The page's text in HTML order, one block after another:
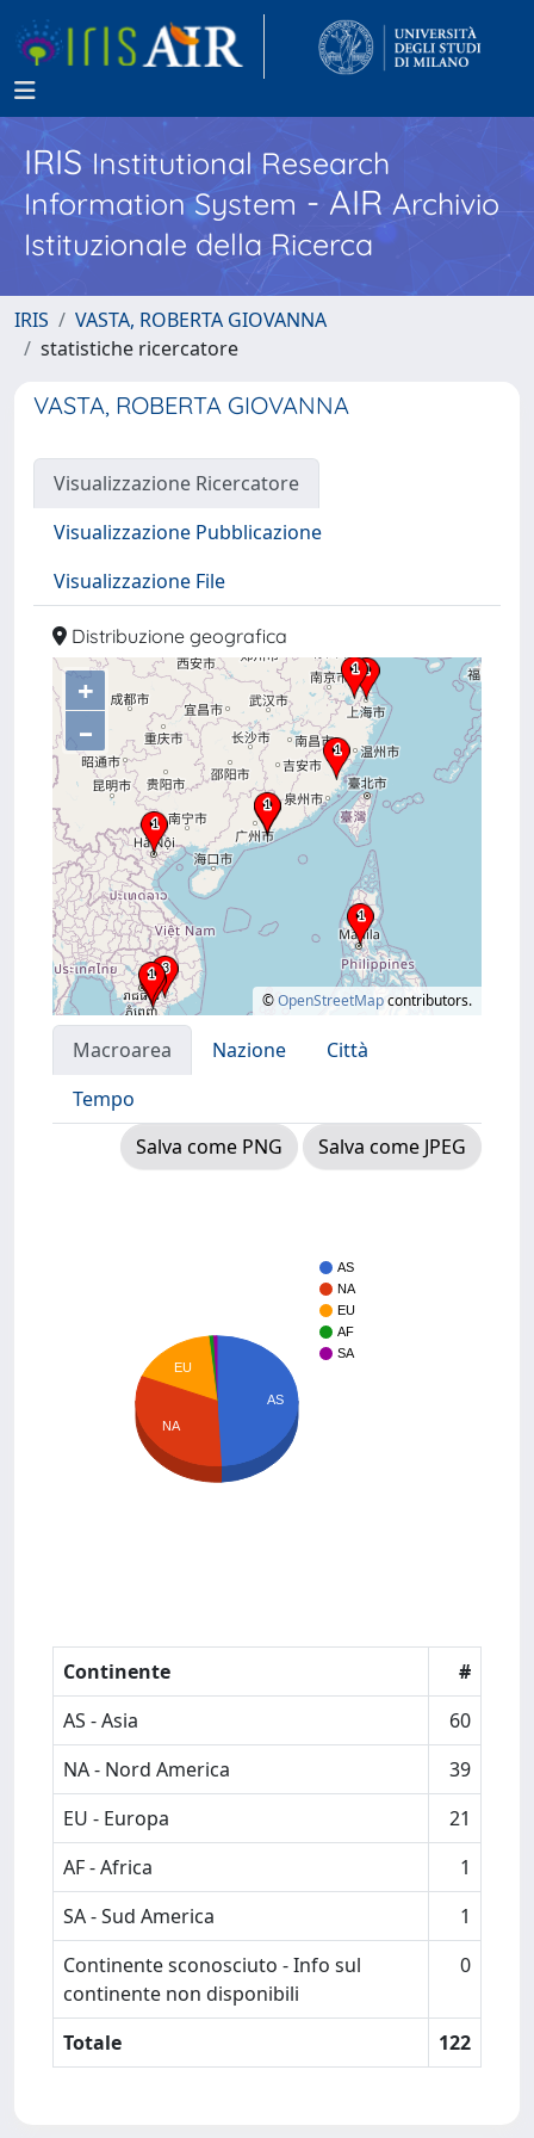
IRISInstitutional Research
Information System - AIR Archivio
Istituzionale della Ricerca
IRIS
VASTA, ROBERTA GIOVANNA
statistiche ricercatore
VASTA, ROBERTA GIOVANNA
Visualizzazione Ricercatore
Visualizzazione Pubblicazione
Visualizzazione File
Distribuzione geografica
+
–
©OpenStreetMapcontributors.
Macroarea Nazione
Città
Tempo
Salva come PNG
Salva come JPEG
AS
NA
EU
AF
SA
AS
EU
NA
Continente
#
AS - Asia
60
NA - Nord America
39
EU - Europa
21
AF - Africa
1
SA - Sud America
1
Continente sconosciuto - Info sul
continente non disponibili
0
Totale 122